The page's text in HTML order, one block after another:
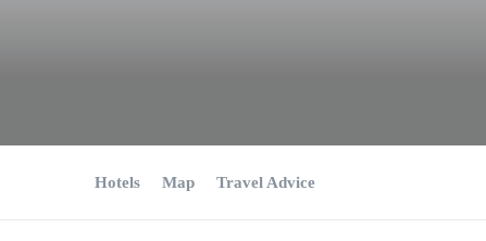
Hotels Map Travel Advice